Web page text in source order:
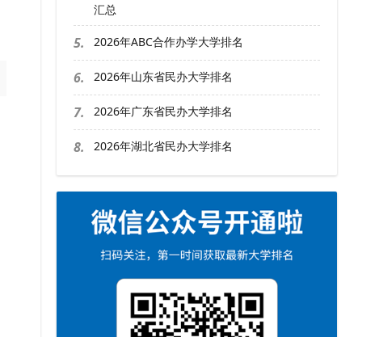
汇总
5. 2026年ABC合作办学大学排名
6. 2026年山东省民办大学排名
7. 2026年广东省民办大学排名
8. 2026年湖北省民办大学排名